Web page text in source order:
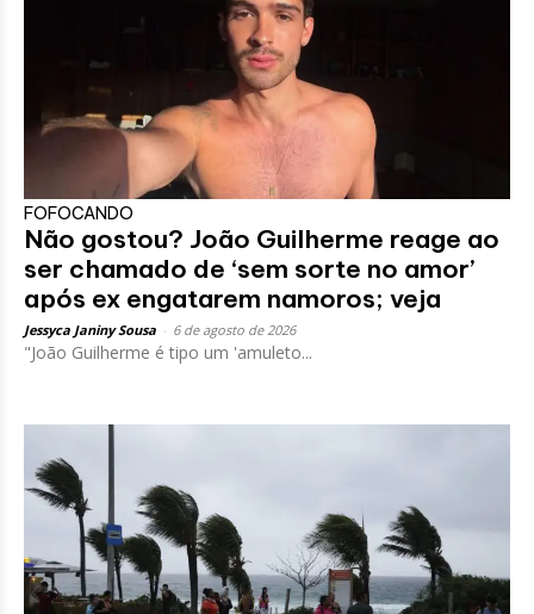
FOFOCANDO
Não gostou? João Guilherme reage ao
ser chamado de ‘sem sorte no amor’
após ex engatarem namoros; veja
Jessyca Janiny Sousa 6 de agosto de 2026
"João Guilherme é tipo um 'amuleto...